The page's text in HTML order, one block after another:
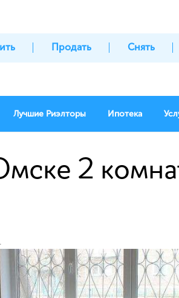
Продать Снять
Лучшие Риэлторы Ипотека
2